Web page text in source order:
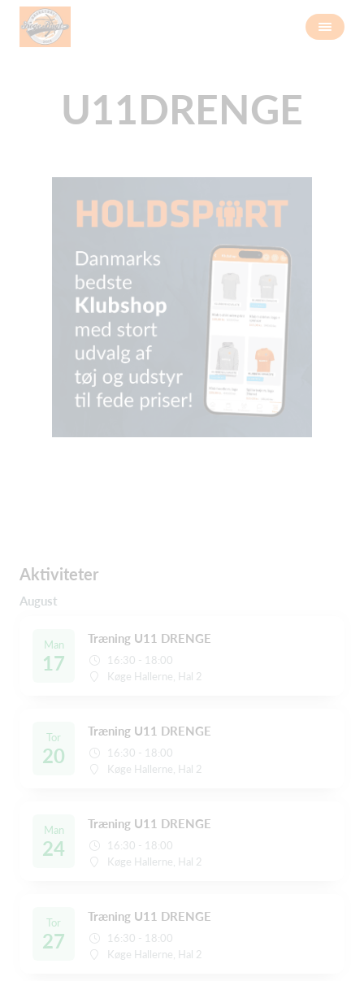
U11DRENGE
Aktiviteter
August
Man
17
Træning U11 DRENGE
16:30 - 18:00
Køge Hallerne, Hal 2
Tor
20
Træning U11 DRENGE
16:30 - 18:00
Køge Hallerne, Hal 2
Man
24
Træning U11 DRENGE
16:30 - 18:00
Køge Hallerne, Hal 2
Tor
27
Træning U11 DRENGE
16:30 - 18:00
Køge Hallerne, Hal 2